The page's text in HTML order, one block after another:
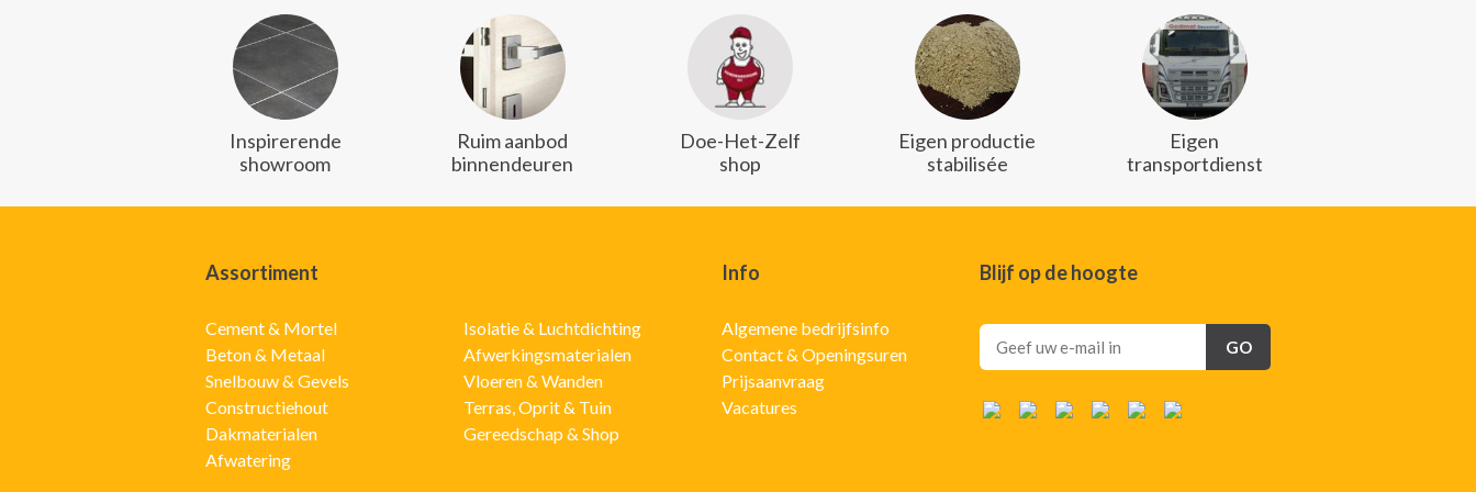
Inspirerende
showroom
Ruim aanbod
binnendeuren
Doe-Het-Zelf
shop
Eigen productie
stabilisée
Eigen
transportdienst
Assortiment
Cement & Mortel
Beton & Metaal
Snelbouw & Gevels
Constructiehout
Dakmaterialen
Afwatering
Isolatie & Luchtdichting
Afwerkingsmaterialen
Vloeren & Wanden
Terras, Oprit & Tuin
Gereedschap & Shop
Info
Algemene bedrijfsinfo
Contact & Openingsuren
Prijsaanvraag
Vacatures
Blijf op de hoogte